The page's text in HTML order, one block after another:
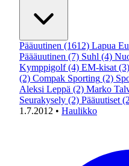
Pääuutinen (1612) Lapua
Päääuutinen (7) Suhl (4)
Kymppigolf (4) EM-kisat (3)
(2) Compak Sporting (2)
Aleksi Leppä (2) Marko
Seurakysely (2) Pääuutiset
1.7.2012 • Haulikko